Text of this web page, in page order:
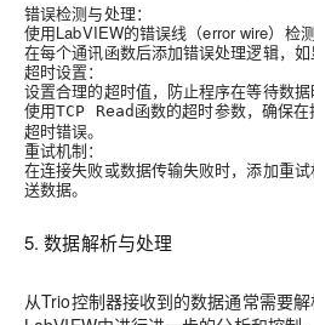
错误检测与处理：
使用LabVIEW的错误线（error wire）检
在每个通讯函数后添加错误处理逻辑，如
超时设置：
设置合理的超时值，防止程序在等待数据
使用TCP Read 函数的超时参数，确保
超时错误。
重试机制：
在连接失败或数据传输失败时，添加重
送数据。
5. 数据解析与处理
从Trio控制器接收到的数据通常需要